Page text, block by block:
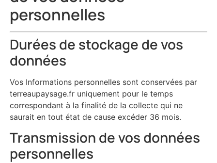
personnelles
Durées de stockage de vos
données
Vos Informations personnelles sont conservées par
terreaupaysage.fr uniquement pour le temps
correspondant à la finalité de la collecte qui ne
saurait en tout état de cause excéder 36 mois.
Transmission de vos données
personnelles